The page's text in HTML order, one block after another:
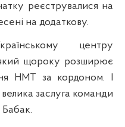
реєструвалися на
на додаткову.
центру
який щороку розширює
НМТ за кордоном. І
заслуга команди